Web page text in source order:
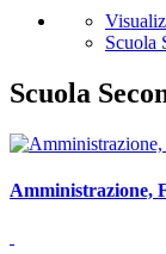
Scuola
Scuola
Amministrazione,